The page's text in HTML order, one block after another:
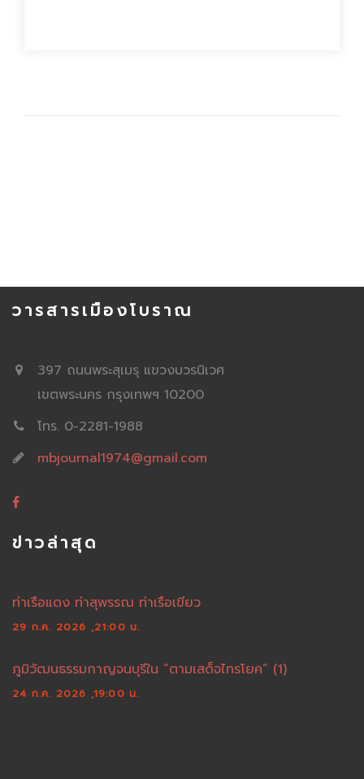
วารสารเมืองโบราณ
397 ถนนพระสุเมรุ แขวงบวรนิเวศ
เขตพระนคร กรุงเทพฯ 10200
โทร. 0-2281-1988
mbjournal1974@gmail.com
ข่าวล่าสุด
ท่าเรือแดง ท่าสุพรรณ ท่าเรือเขียว
29 ก.ค. 2026 ,21:00 น.
ภูมิวัฒนธรรมกาญจนบุรีใน “ตามเสด็จไทรโยค” (1)
24 ก.ค. 2026 ,19:00 น.